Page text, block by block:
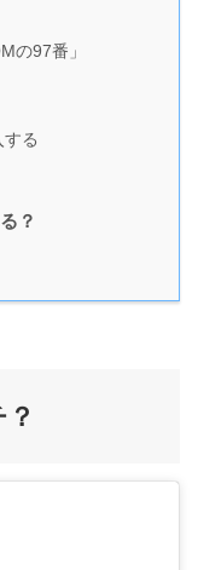
の97番」
る
？